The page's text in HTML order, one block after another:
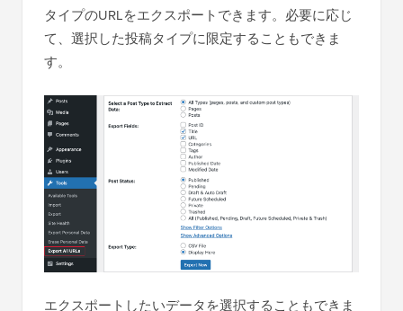
タイプのURLをエクスポートできます。必要に応じ
て、選択した投稿タイプに限定することもできま
す。
エクスポートしたいデータを選択することもできま